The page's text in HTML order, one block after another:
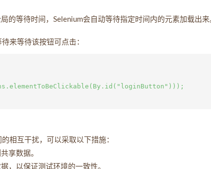
的等待时间，Selenium会自动等待指定时间内的元素加载出来
来等待该按钮可点击：
相互干扰，可以采取以下措施：
享数据。
，以保证测试环境的一致性。